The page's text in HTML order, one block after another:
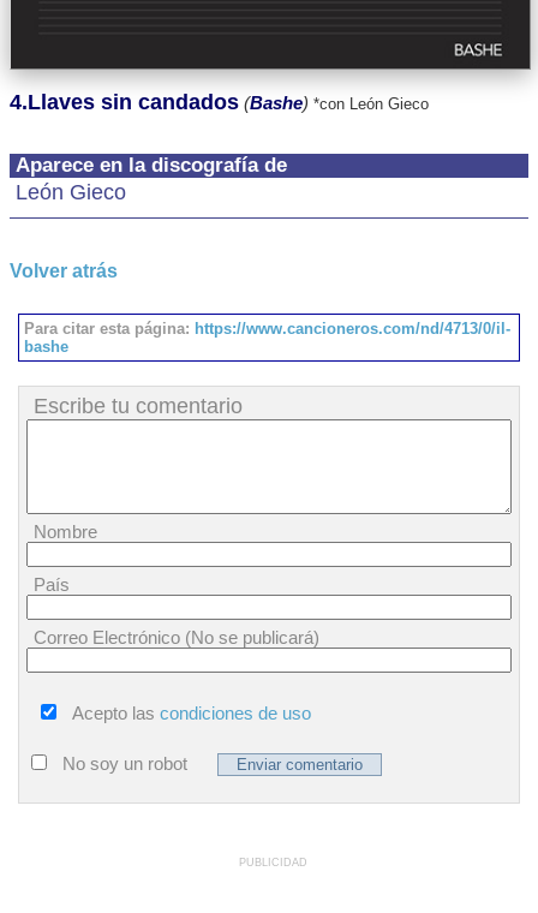
Aparece en la discografía de
León Gieco
4.Llaves sin candados (Bashe) *con León Gieco
Volver atrás
Para citar esta página: https://www.cancioneros.com/nd/4713/0/il-
bashe
Escribe tu comentario
Nombre
País
Correo Electrónico (No se publicará)
Acepto las condiciones de uso
No soy un robot
PUBLICIDAD